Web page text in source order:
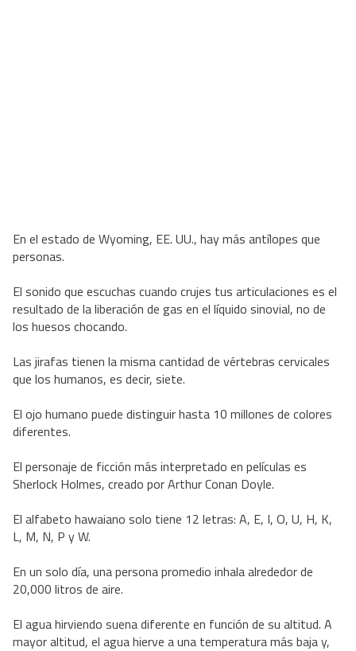
En el estado de Wyoming, EE. UU., hay más antílopes que
personas.
El sonido que escuchas cuando crujes tus articulaciones es el
resultado de la liberación de gas en el líquido sinovial, no de
los huesos chocando.
Las jirafas tienen la misma cantidad de vértebras cervicales
que los humanos, es decir, siete.
El ojo humano puede distinguir hasta 10 millones de colores
diferentes.
El personaje de ficción más interpretado en películas es
Sherlock Holmes, creado por Arthur Conan Doyle.
El alfabeto hawaiano solo tiene 12 letras: A, E, I, O, U, H, K,
L, M, N, P y W.
En un solo día, una persona promedio inhala alrededor de
20,000 litros de aire.
El agua hirviendo suena diferente en función de su altitud. A
mayor altitud, el agua hierve a una temperatura más baja y,